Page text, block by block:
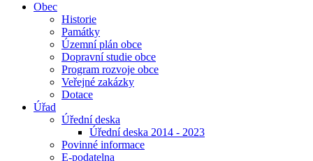
Obec
Historie
Památky
Územní plán obce
Dopravní studie obce
Program rozvoje obce
Veřejné zakázky
Dotace
Úřad
Úřední deska
Úřední deska 2014 - 2023
Povinné informace
E-podatelna